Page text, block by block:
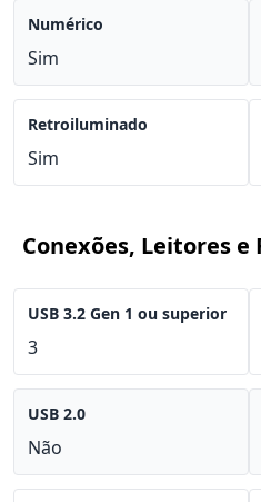
Numérico
Sim
Retroiluminado
Sim
Conexões, Leitores e
USB 3.2 Gen 1 ou superior
3
USB 2.0
Não